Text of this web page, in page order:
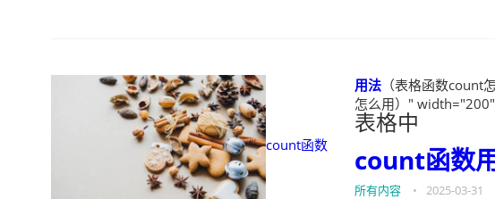
count函数
用法 （表格函数count
怎么用）"
表格中
count函数
所有内容 • 2025-03-31